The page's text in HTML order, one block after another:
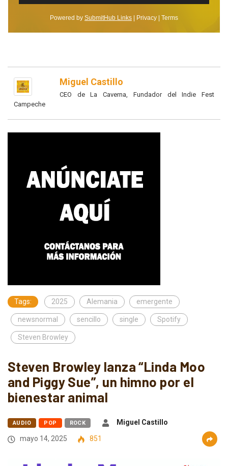
Miguel Castillo
CEO de La Caverna, Fundador del Indie Fest
Campeche
Tags: 2025 Alemania emergente
newsnormal sencillo single Spotify
Steven Browley
Steven Browley lanza “Linda Moo
and Piggy Sue”, un himno por el
bienestar animal
AUDIO POP ROCK
Miguel Castillo
mayo 14, 2025
851